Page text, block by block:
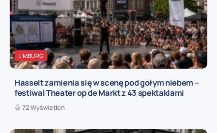
LIMBURG
Hasselt zamienia się w scenę pod gołym niebem –
festiwal Theater op de Markt z 43 spektaklami
72 Wyświetleń